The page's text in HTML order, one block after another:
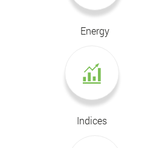
Energy
Indices